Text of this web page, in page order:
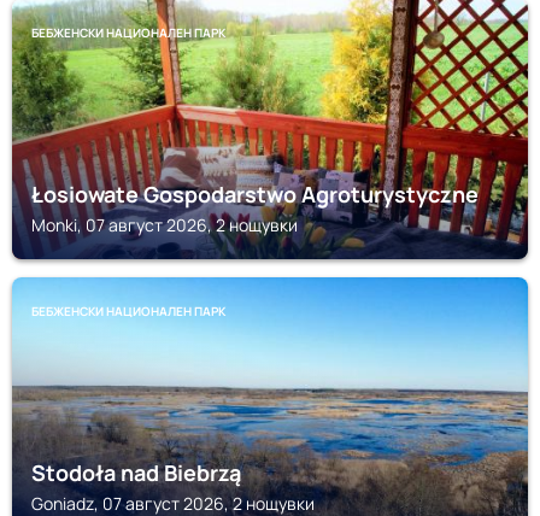
БЕБЖЕНСКИ НАЦИОНАЛЕН ПАРК
Łosiowate Gospodarstwo Agroturystyczne
Monki, 07 август 2026, 2 нощувки
БЕБЖЕНСКИ НАЦИОНАЛЕН ПАРК
Stodoła nad Biebrzą
Goniadz, 07 август 2026, 2 нощувки